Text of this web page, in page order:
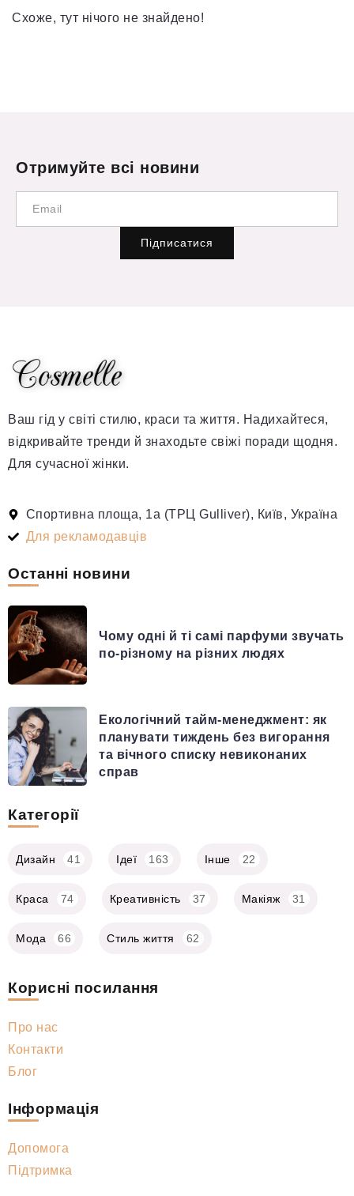
Схоже, тут нічого не знайдено!
Отримуйте всі новини
Підписатися
Ваш гід у світі стилю, краси та життя. Надихайтеся,
відкривайте тренди й знаходьте свіжі поради щодня.
Для сучасної жінки.
Спортивна площа, 1а (ТРЦ Gulliver), Київ, Україна
Для рекламодавців
Останні новини
Чому одні й ті самі парфуми звучать
по-різному на різних людях
Екологічний тайм-менеджмент: як
планувати тиждень без вигорання
та вічного списку невиконаних
справ
Категорії
Дизайн 41 Ідеї 163 Інше 22
Краса 74 Креативність 37 Макіяж 31
Мода 66 Стиль життя 62
Корисні посилання
Про нас
Контакти
Блог
Інформація
Допомога
Підтримка